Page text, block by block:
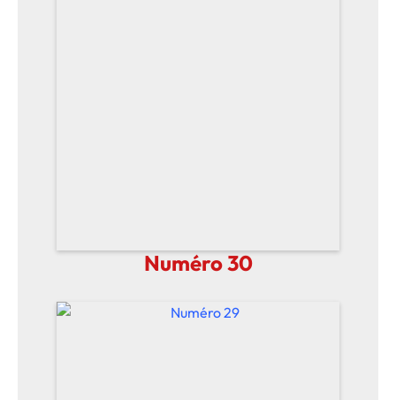
Numéro 30